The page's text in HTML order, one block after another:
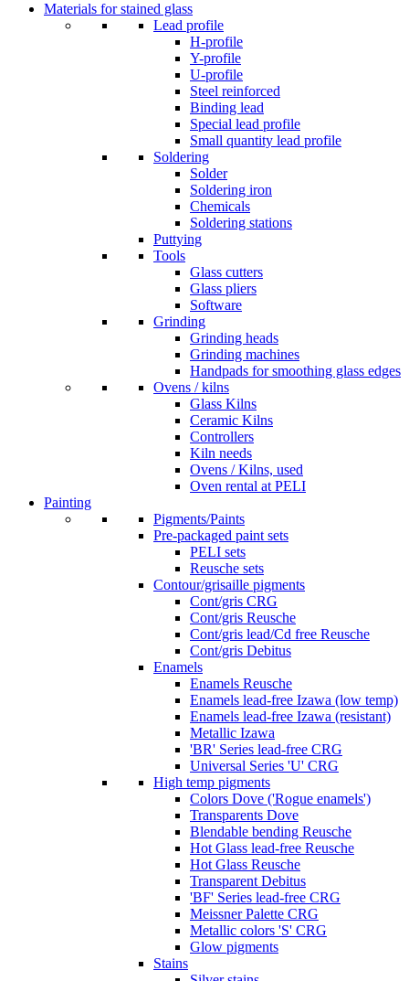
Materials for stained glass
Lead profile
H-profile
Y-profile
U-profile
Steel reinforced
Binding lead
Special lead profile
Small quantity lead profile
Soldering
Solder
Soldering iron
Chemicals
Soldering stations
Puttying
Tools
Glass cutters
Glass pliers
Software
Grinding
Grinding heads
Grinding machines
Handpads for smoothing glass edges
Ovens / kilns
Glass Kilns
Ceramic Kilns
Controllers
Kiln needs
Ovens / Kilns, used
Oven rental at PELI
Painting
Pigments/Paints
Pre-packaged paint sets
PELI sets
Reusche sets
Contour/grisaille pigments
Cont/gris CRG
Cont/gris Reusche
Cont/gris lead/Cd free Reusche
Cont/gris Debitus
Enamels
Enamels Reusche
Enamels lead-free Izawa (low temp)
Enamels lead-free Izawa (resistant)
Metallic Izawa
'BR' Series lead-free CRG
Universal Series 'U' CRG
High temp pigments
Colors Dove ('Rogue enamels')
Transparents Dove
Blendable bending Reusche
Hot Glass lead-free Reusche
Hot Glass Reusche
Transparent Debitus
'BF' Series lead-free CRG
Meissner Palette CRG
Metallic colors 'S' CRG
Glow pigments
Stains